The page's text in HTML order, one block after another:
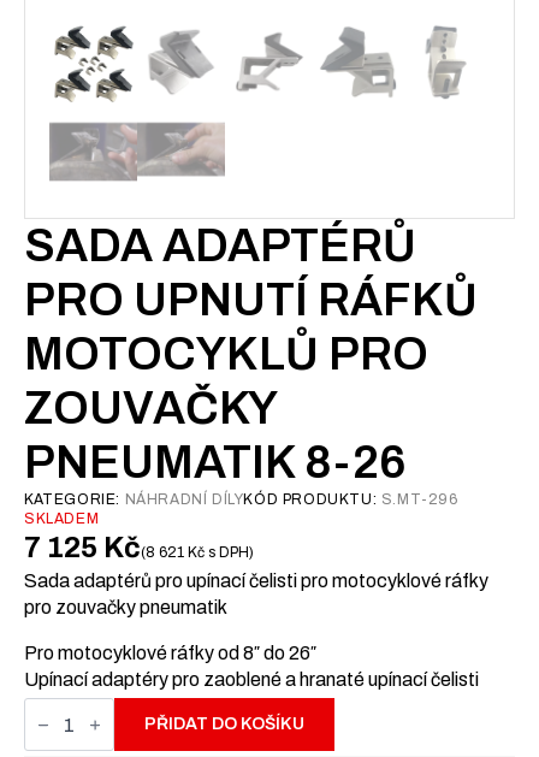
SADA ADAPTÉRŮ
PRO UPNUTÍ RÁFKŮ
MOTOCYKLŮ PRO
ZOUVAČKY
PNEUMATIK 8-26
KATEGORIE: NÁHRADNÍ DÍLYKÓD PRODUKTU: S.MT-296
SKLADEM
7 125 Kč 8 621 Kč s DPH
Sada adaptérů pro upínací čelisti pro motocyklové ráfky
pro zouvačky pneumatik
Pro motocyklové ráfky od 8″ do 26″
Upínací adaptéry pro zaoblené a hranaté upínací čelisti
Sada
adaptérů
pro
PŘIDAT DO KOŠÍKU